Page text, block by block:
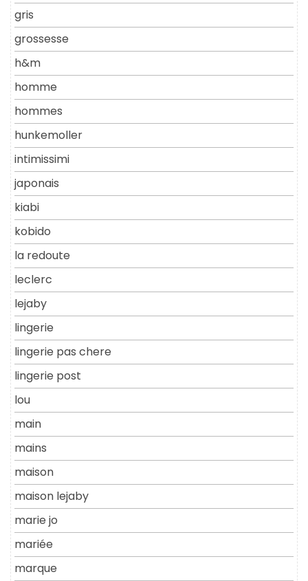
gris
grossesse
h&m
homme
hommes
hunkemoller
intimissimi
japonais
kiabi
kobido
la redoute
leclerc
lejaby
lingerie
lingerie pas chere
lingerie post
lou
main
mains
maison
maison lejaby
marie jo
mariée
marque